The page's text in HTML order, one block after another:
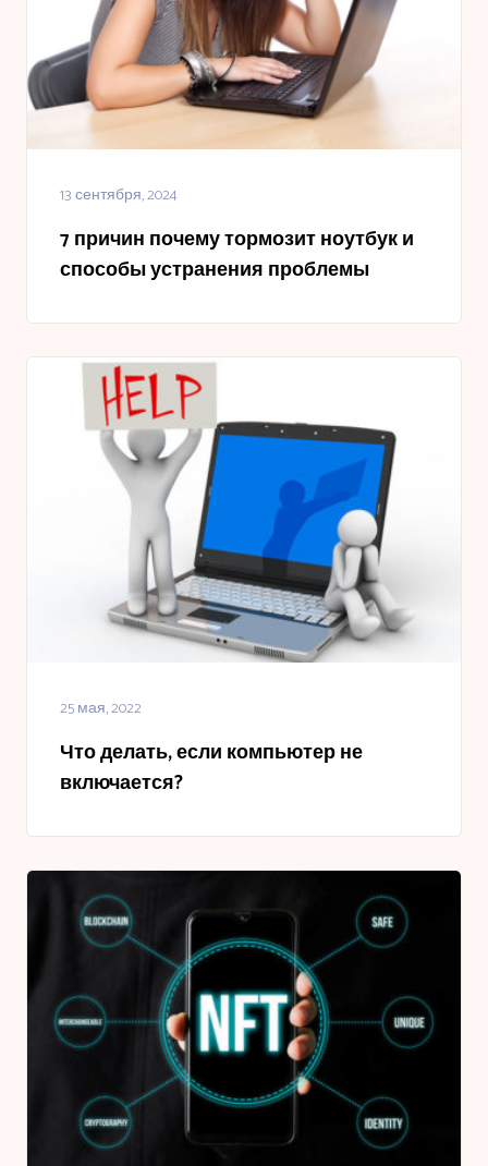
13 сентября, 2024
7 причин почему тормозит ноутбук и
способы устранения проблемы
25 мая, 2022
Что делать, если компьютер не
включается?